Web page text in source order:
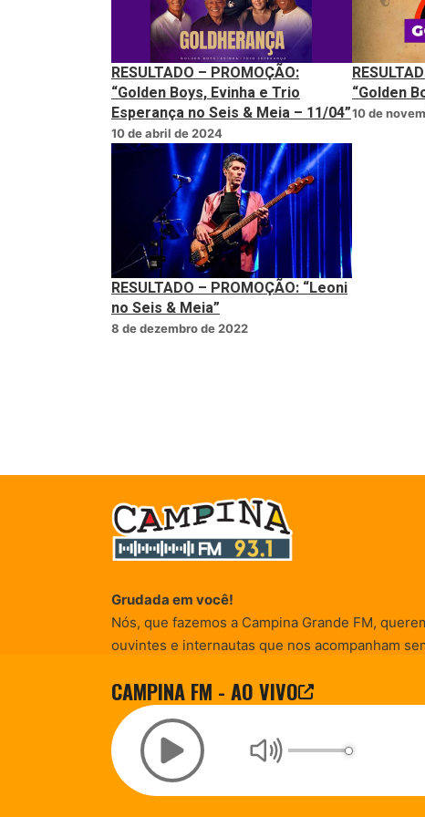
CAMPINA FM - AO VIVO
RESULTADO – PROMOÇÃO:
“Golden Boys, Evinha e Trio
Esperança no Seis & Meia – 11/04”
10 de abril de 2024
“Golden
10 de
RESULTADO – PROMOÇÃO: “Leoni
no Seis & Meia”
8 de dezembro de 2022
Grudada em você!
Nós, que fazemos a Campina Grande FM,
ouvintes e internautas que nos acompanham
entretenimento, promocionais e de
© Campina FM 1978 – 2026.Termos de Uso
Desenvolvido pela